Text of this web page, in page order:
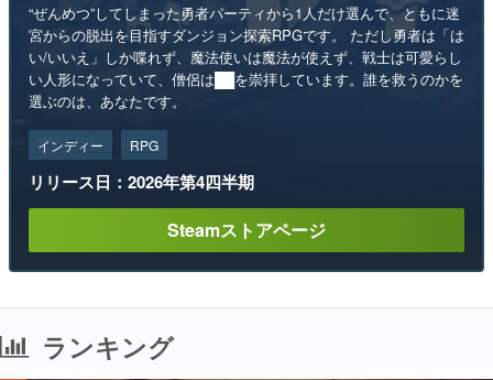
“ぜんめつ”してしまった勇者パーティから1人だけ選んで、ともに迷
宮からの脱出を目指すダンジョン探索RPGです。 ただし勇者は「は
い/いいえ」しか喋れず、魔法使いは魔法が使えず、戦士は可愛らし
い人形になっていて、僧侶は██を崇拝しています。誰を救うのかを
選ぶのは、あなたです。
インディー RPG
リリース日：2026年第4四半期
Steamストアページ
ランキング